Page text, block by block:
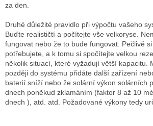
za den.
Druhé důležité pravidlo při výpočtu vašeho
Buďte realističtí a počítejte vše velkoryse.
fungovat nebo že to bude fungovat. Pečlivě
potřebujete, a k tomu si spočítejte velkou
několik situací, které vyžadují větší kapacitu.
později do systému přidáte další zařízení
baterií sníží nebo že solární výkon solárních
dnech poněkud zklamáním (faktor 8 až 10
dnech ), atd. atd. Požadované výkony tedy